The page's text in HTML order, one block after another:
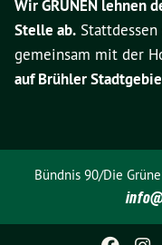
Wir GRÜNEN lehnen
Stelle ab.
gemeinsam mit der
auf Brühler
Bündnis 90/Die